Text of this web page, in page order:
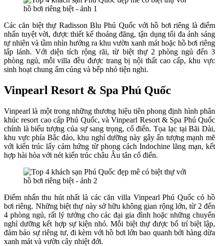
Các căn biệt thự Radisson Blu Phú Quốc với hồ bơi riêng là điểm
nhấn tuyệt vời, được thiết kế thoáng đãng, tận dụng tối đa ánh sáng
tự nhiên và tầm nhìn hướng ra khu vườn xanh mát hoặc hồ bơi riêng
lấp lánh. Với diện tích rộng rãi, từ biệt thự 2 phòng ngủ đến 3
phòng ngủ, mỗi villa đều được trang bị nội thất cao cấp, khu vực
sinh hoạt chung ấm cúng và bếp nhỏ tiện nghi.
Vinpearl Resort & Spa Phú Quốc
Vinpearl là một trong những thương hiệu tiên phong định hình phân
khúc resort cao cấp Phú Quốc, và Vinpearl Resort & Spa Phú Quốc
chính là biểu tượng của sự sang trọng, cổ điển. Tọa lạc tại Bãi Dài,
khu vực phía Bắc đảo, khu nghỉ dưỡng này gây ấn tượng mạnh mẽ
với kiến trúc lấy cảm hứng từ phong cách Indochine lãng mạn, kết
hợp hài hòa với nét kiến trúc châu Âu tân cổ điển.
Điểm nhấn thu hút nhất là các căn villa Vinpearl Phú Quốc có hồ
bơi riêng. Những biệt thự này sở hữu không gian rộng lớn, từ 2 đến
4 phòng ngủ, rất lý tưởng cho các đại gia đình hoặc những chuyến
nghỉ dưỡng kết hợp sự kiện nhỏ. Mỗi biệt thự được bố trí biệt lập,
đảm bảo sự riêng tư, đi kèm với hồ bơi lớn bao quanh bởi hàng dừa
xanh mát và vườn cây nhiệt đới.